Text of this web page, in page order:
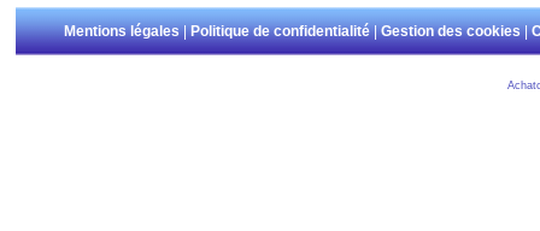
Mentions légales|Politique de confidentialité|Gestion des cookies|